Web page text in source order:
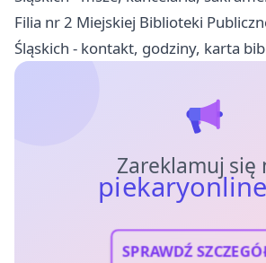
Filia nr 2 Miejskiej Biblioteki
Śląskich - kontakt, godziny, karta
Zareklamuj się
SPRAWDŹ